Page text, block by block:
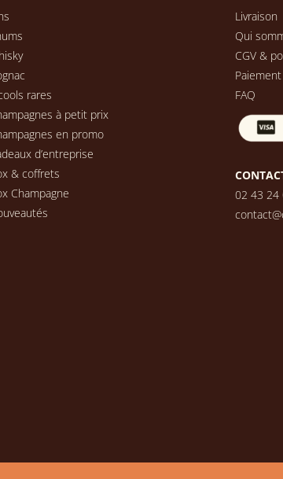
rares
à petit prix
en promo
d’entreprise
& coffrets
Champagne
Livraison
Qui
CGV &
FAQ
02 43 24